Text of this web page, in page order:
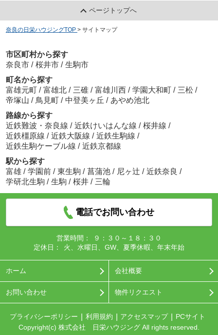
ページトップへ
奈良の日栄ハウジングTOP > サイトマップ
市区町村から探す
奈良市 / 桜井市 / 生駒市
町名から探す
富雄元町 / 富雄北 / 三碓 / 富雄川西 / 学園大和町 / 三松 /
帝塚山 / 鳥見町 / 中登美ヶ丘 / あやめ池北
路線から探す
近鉄難波・奈良線 / 近鉄けいはんな線 / 桜井線 /
近鉄橿原線 / 近鉄大阪線 / 近鉄生駒線 /
近鉄生駒ケーブル線 / 近鉄京都線
駅から探す
富雄 / 学園前 / 東生駒 / 菖蒲池 / 尼ヶ辻 / 近鉄奈良 /
学研北生駒 / 生駒 / 桜井 / 三輪
電話でお問い合わせ
営業時間：
９：３０～１８：３０
定休日：
火、水曜日、GW、夏季休暇、年末年始
ホーム 会社概要
お問い合わせ 物件リクエスト
プライバシーポリシー 利用規約 アクセスマップ
PCサイト
Copyright(c) 株式会社 日栄ハウジング All rights reserved.